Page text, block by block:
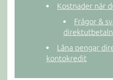
Kostnader när
Frågor &
Låna pengar
kontokredit